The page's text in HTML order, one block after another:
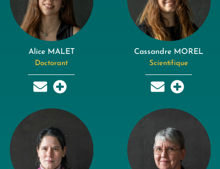
Alice MALET
Doctorant
Cassandre MOREL
Scientifique